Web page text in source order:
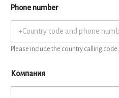
Phone number
Please include the country calling code.
Компания